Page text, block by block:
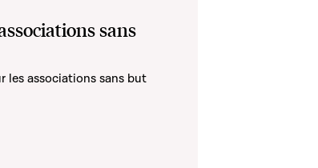
sans
les associations sans but